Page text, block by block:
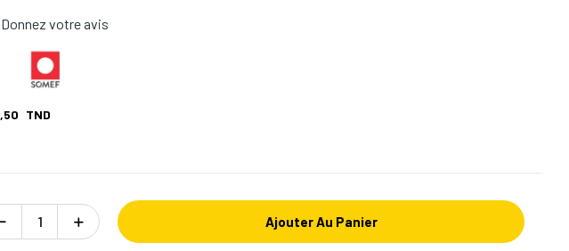
Donnez votre avis
,50 TND
Ajouter Au Panier